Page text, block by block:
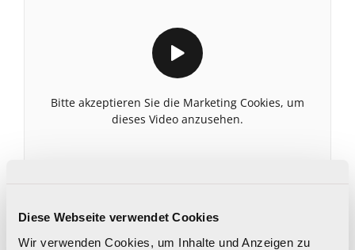
Diese Webseite verwendet Cookies
Wir verwenden Cookies, um Inhalte und Anzeigen zu
Bitte akzeptieren Sie die Marketing Cookies, um
dieses Video anzusehen.
Education“ an OÖ Schulen